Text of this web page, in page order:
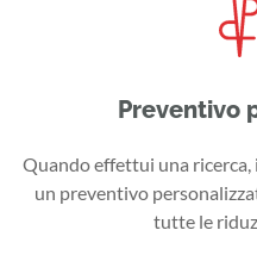
Preventivo
Quando effettui una
un preventivo
tutte le